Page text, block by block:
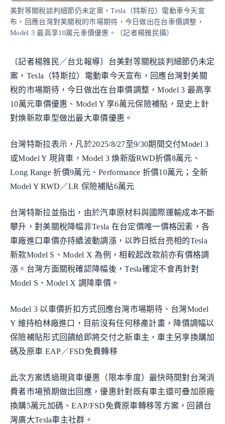
美對等關稅談判細節仍未定案，Tesla（特斯拉）電動車今天宣
布，回應台灣對美關稅的市場期待，今日做出在台車價調整，
Model 3 最高享10萬元車價優惠。（記者楊雅民攝）
〔記者楊雅民／台北報導〕台美對等關稅談判細節仍未定
案，Tesla（特斯拉）電動車今天宣布，回應台灣對美關
稅的市場期待，今日做出在台車價調整，Model 3 最高享
10萬元車價優惠、Model Y 享6萬元保險補貼，是史上針
對煥新款車型做出最大車價優惠。
台灣特斯拉表示，凡於2025/8/27至9/30期間交付Model 3
或Model Y 現貨車，Model 3 煥新版RWD折價8萬元、
Long Range 折價9萬元、Performance 折價10萬元；全新
Model Y RWD／LR 保險補貼6萬元
台灣特斯拉並指出，由於汽車原材料與國際運輸成本不斷
攀升，對美關稅降幅非Tesla 在台定價唯一價格因素，各
車廠進口車價亦持續波動調漲，以昨日抵台亮相的Tesla
新款Model S、Model X 為例，相較起改款前亦有價格調
漲。台灣方面關稅確認降幅後，Tesla確定不會再針對
Model S、Model X 調降車價。
Model 3 以車價折扣方式回應台灣市場期待、台灣Model
Y 維持柏林廠進口，目前沒有任何移產計畫，降價調幅以
保險補貼形式回饋給即將交付之新車主，車主另享換購加
碼及原車 EAP／FSD免費轉移
此次方案透過現貨車優惠（限本季度）最快時間對台灣消
費者市場預期做出回應，優惠針對既有車主還可疊加原廠
換購5萬元加碼、EAP/FSD免費原車轉移等方案，回饋台
灣廣大Tesla車主社群。